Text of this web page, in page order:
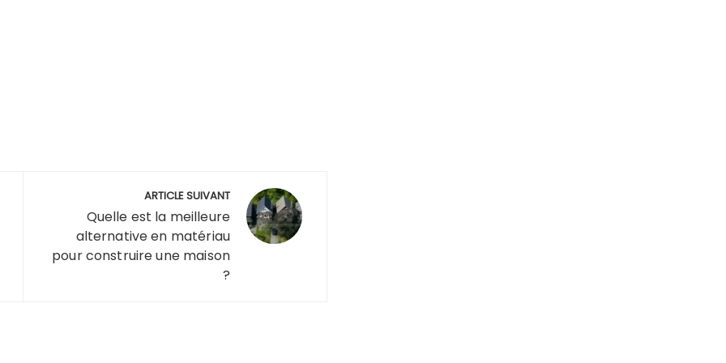
ARTICLE SUIVANT
Quelle est la meilleure
alternative en matériau
pour construire une maison
?